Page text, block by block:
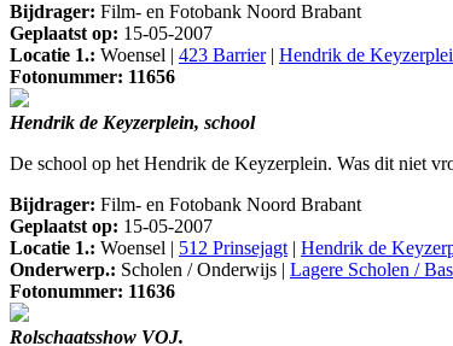
Bijdrager: Film- en Fotobank Noord Brabant
Geplaatst op: 15-05-2007
Locatie 1.: Woensel | 423 Barrier| Hendrik de
Fotonummer: 11656
Hendrik de Keyzerplein, school
De school op het Hendrik de Keyzerplein. Was dit niet
Bijdrager: Film- en Fotobank Noord Brabant
Geplaatst op: 15-05-2007
Locatie 1.: Woensel | 512 Prinsejagt| Hendrik de
Onderwerp.: Scholen / Onderwijs | Lagere Scholen /
Fotonummer: 11636
Rolschaatsshow VOJ.